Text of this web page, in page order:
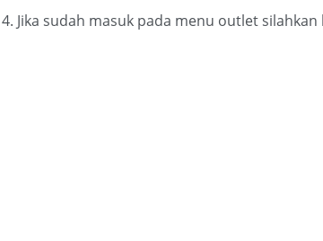
4. Jika sudah masuk pada menu outlet